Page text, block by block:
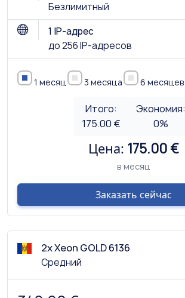
Безлимитный
1 IP-адрес
до 256 IP-адресов
1 месяц 3 месяца 6 месяцев
Итого:
175.00 €
Экономия:
0%
Цена: 175.00 €
в месяц
Заказать сейчас
2x Xeon GOLD 6136
Средний